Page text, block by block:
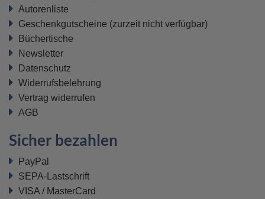
Autorenliste
Geschenkgutscheine (zurzeit nicht verfügbar)
Büchertische
Newsletter
Datenschutz
Widerrufsbelehrung
Vertrag widerrufen
AGB
Sicher bezahlen
PayPal
SEPA-Lastschrift
VISA / MasterCard